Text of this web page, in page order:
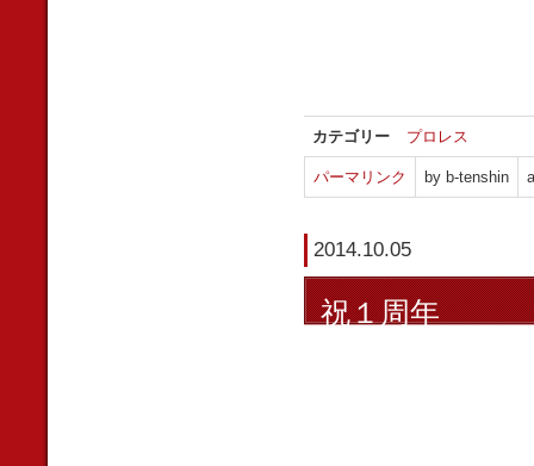
カテゴリー プロレス
パーマリンク by b-tenshin
2014.10.05
祝１周年